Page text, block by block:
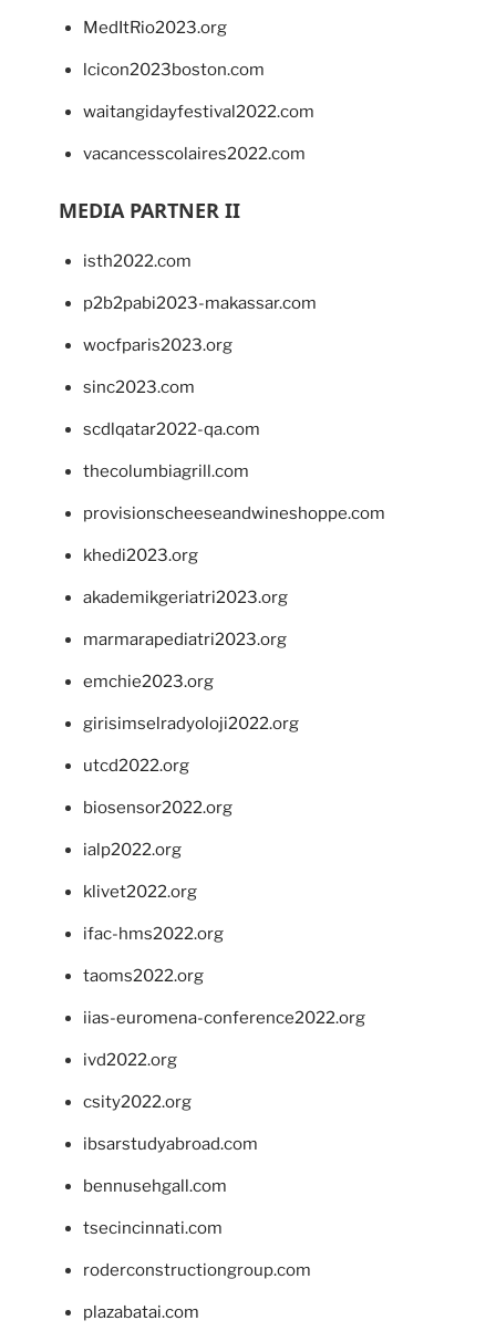
MedItRio2023.org
lcicon2023boston.com
waitangidayfestival2022.com
vacancesscolaires2022.com
MEDIA PARTNER II
isth2022.com
p2b2pabi2023-makassar.com
wocfparis2023.org
sinc2023.com
scdlqatar2022-qa.com
thecolumbiagrill.com
provisionscheeseandwineshoppe.com
khedi2023.org
akademikgeriatri2023.org
marmarapediatri2023.org
emchie2023.org
girisimselradyoloji2022.org
utcd2022.org
biosensor2022.org
ialp2022.org
klivet2022.org
ifac-hms2022.org
taoms2022.org
iias-euromena-conference2022.org
ivd2022.org
csity2022.org
ibsarstudyabroad.com
bennusehgall.com
tsecincinnati.com
roderconstructiongroup.com
plazabatai.com